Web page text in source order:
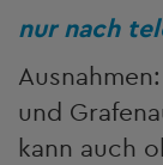
nur nach
und
kann auch